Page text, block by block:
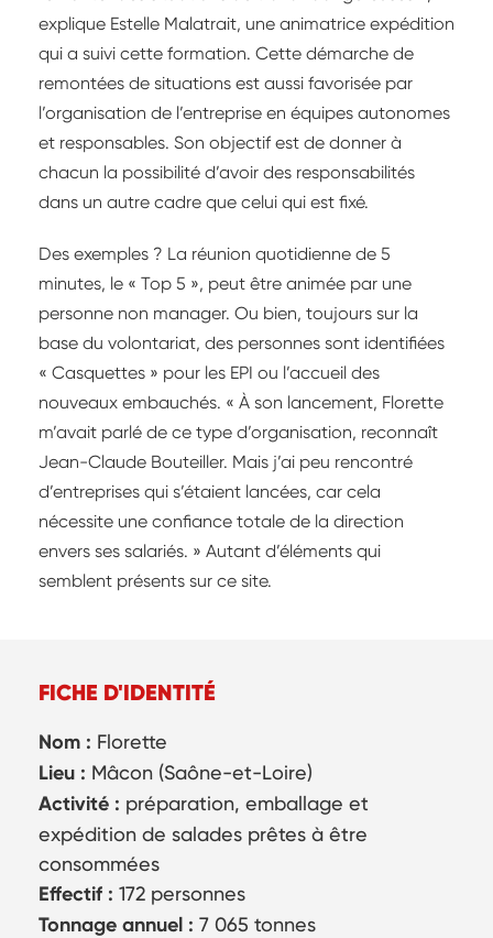
explique Estelle Malatrait, une animatrice expédition
qui a suivi cette formation. Cette démarche de
remontées de situations est aussi favorisée par
l’organisation de l’entreprise en équipes autonomes
et responsables. Son objectif est de donner à
chacun la possibilité d’avoir des responsabilités
dans un autre cadre que celui qui est fixé.
Des exemples ? La réunion quotidienne de 5
minutes, le « Top 5 », peut être animée par une
personne non manager. Ou bien, toujours sur la
base du volontariat, des personnes sont identifiées
« Casquettes » pour les EPI ou l’accueil des
nouveaux embauchés. « À son lancement, Florette
m’avait parlé de ce type d’organisation, reconnaît
Jean-Claude Bouteiller. Mais j’ai peu rencontré
d’entreprises qui s’étaient lancées, car cela
nécessite une confiance totale de la direction
envers ses salariés. » Autant d’éléments qui
semblent présents sur ce site.
FICHE D'IDENTITÉ
Nom : Florette
Lieu : Mâcon (Saône-et-Loire)
Activité : préparation, emballage et
expédition de salades prêtes à être
consommées
Effectif : 172 personnes
Tonnage annuel : 7 065 tonnes